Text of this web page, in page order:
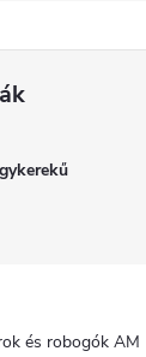
és robogók AM